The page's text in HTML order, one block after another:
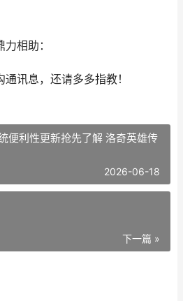
相助：
讯息，还请多多指教！
便利性更新抢先了解 洛奇英雄传
2026-06-18
下一篇 »